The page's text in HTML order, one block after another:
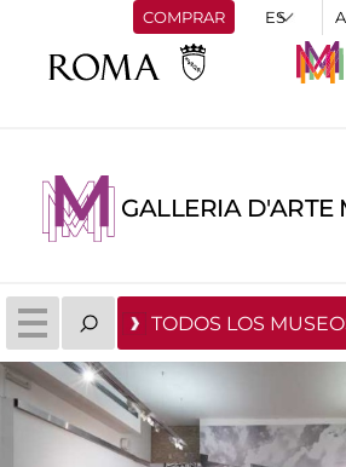
COMPRAR
GALLERIA D'ARTE
TODOS LOS